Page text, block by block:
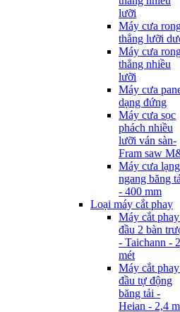
lưỡi
Máy cưa
thẳng lưỡi
Máy cưa
thẳng nhiều
lưỡi
Máy cưa
dạng đứng
Máy cưa sọc
phách nhiều
lưỡi ván sàn-
Fram saw
Máy cưa lạng
ngang băng
- 400 mm
Loại máy cắt phay
Máy cắt
đầu 2 bàn
- Taichann -
mét
Máy cắt
đầu tự động
băng tải -
Heian - 2,4